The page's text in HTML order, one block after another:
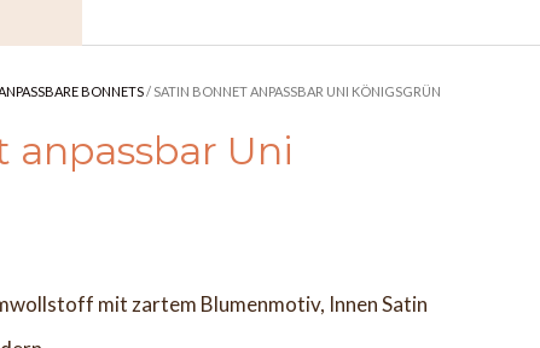
BONNETS/ SATIN BONNET ANPASSBAR UNI KÖNIGSGRÜN
anpassbar Uni
mit zartem Blumenmotiv, Innen Satin